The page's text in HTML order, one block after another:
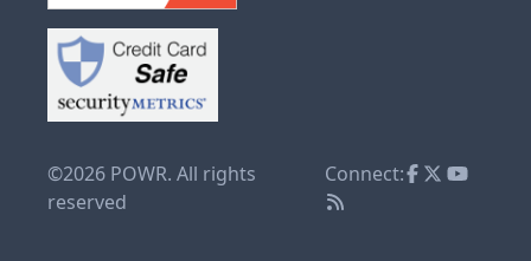
©2026 POWR. All rights
reserved
Connect: